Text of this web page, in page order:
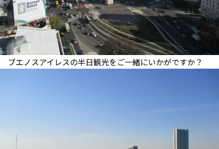
ブエノスアイレスの半日観光をご一緒にいかがですか？